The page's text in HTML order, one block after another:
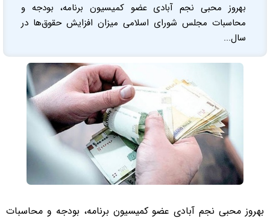
بهروز محبی نجم آبادی عضو کمیسیون برنامه، بودجه و
محاسبات مجلس شورای اسلامی میزان افزایش حقوق‌ها در
سال...
بهروز محبی نجم آبادی عضو کمیسیون برنامه، بودجه و محاسبات